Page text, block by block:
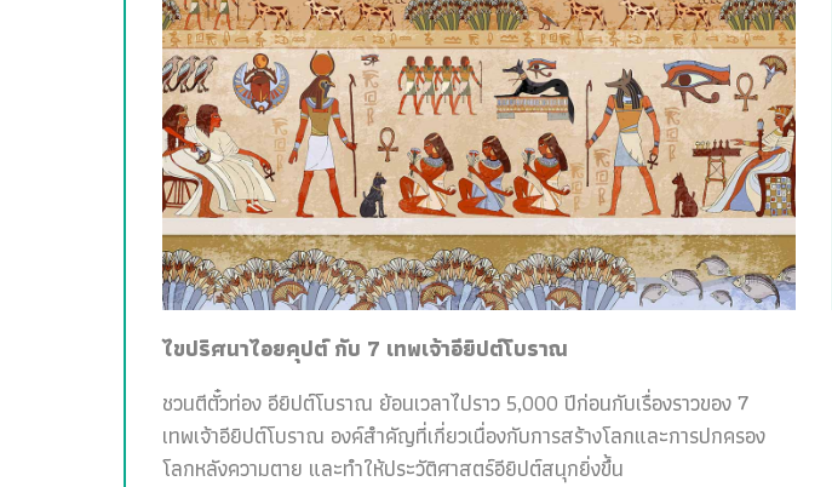
ไขปริศนาไอยคุปต์ กับ 7 เทพเจ้าอียิปต์โบราณ
ชวนตีตั๋วท่อง อียิปต์โบราณ ย้อนเวลาไปราว 5,000 ปีก่อนกับเรื่องราวของ 7
เทพเจ้าอียิปต์โบราณ องค์สำคัญที่เกี่ยวเนื่องกับการสร้างโลกและการปกครอง
โลกหลังความตาย และทำให้ประวัติศาสตร์อียิปต์สนุกยิ่งขึ้น